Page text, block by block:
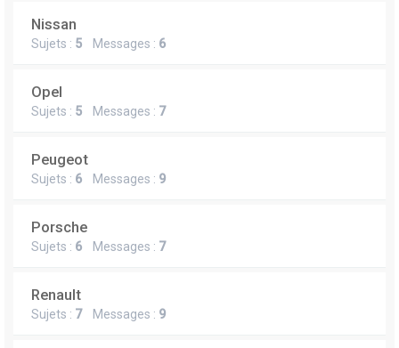
Nissan
Sujets : 5 Messages : 6
Opel
Sujets : 5 Messages : 7
Peugeot
Sujets : 6 Messages : 9
Porsche
Sujets : 6 Messages : 7
Renault
Sujets : 7Messages : 9